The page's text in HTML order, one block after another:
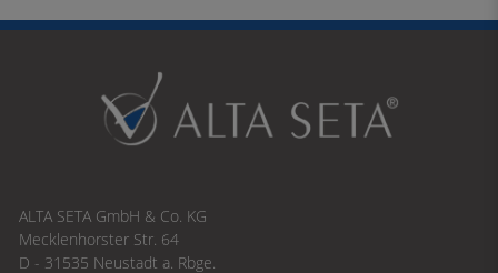
ALTA SETA GmbH & Co. KG
Mecklenhorster Str. 64
D - 31535 Neustadt a. Rbge.